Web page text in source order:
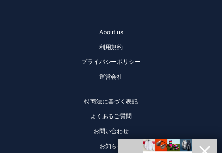
About us
利用規約
プライバシーポリシー
運営会社
特商法に基づく表記
よくあるご質問
お問い合わせ
お知らせ